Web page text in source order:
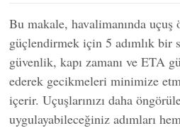
Bu makale, havalimanında
güçlendirmek için 5 adımlık bir
güvenlik, kapı zamanı ve ETA
ederek gecikmeleri minimize
içerir. Uçuşlarınızı daha
uygulayabileceğiniz adımları